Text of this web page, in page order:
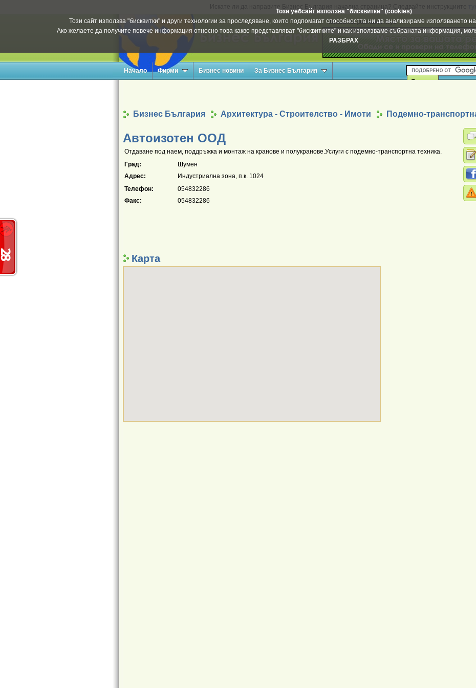
Искате ли да направите Бизнес България начална страница? Следвайте инструкциите
Този уебсайт използва "бисквитки" (cookies)
Този сайт използва "бисквитки" и други технологии за проследяване, които подпомагат способността ни да анализираме използването
Ако желаете да получите повече информация относно това какво представляват "бисквитките" и как използваме събраната информация,
РАЗБРАХ
Вашата реклама тук
Начало Фирми Бизнес новини За Бизнес България
Бизнес България Архитектура - Строителство - Имоти Подемно-
Автоизотен ООД
Отдаване под наем, поддръжка и монтаж на кранове и полукранове.Услуги с подемно-транспортна техника.
Град:
Шумен
Адрес:
Индустриална зона, п.к. 1024
Телефон:
054832286
Факс:
054832286
Карта